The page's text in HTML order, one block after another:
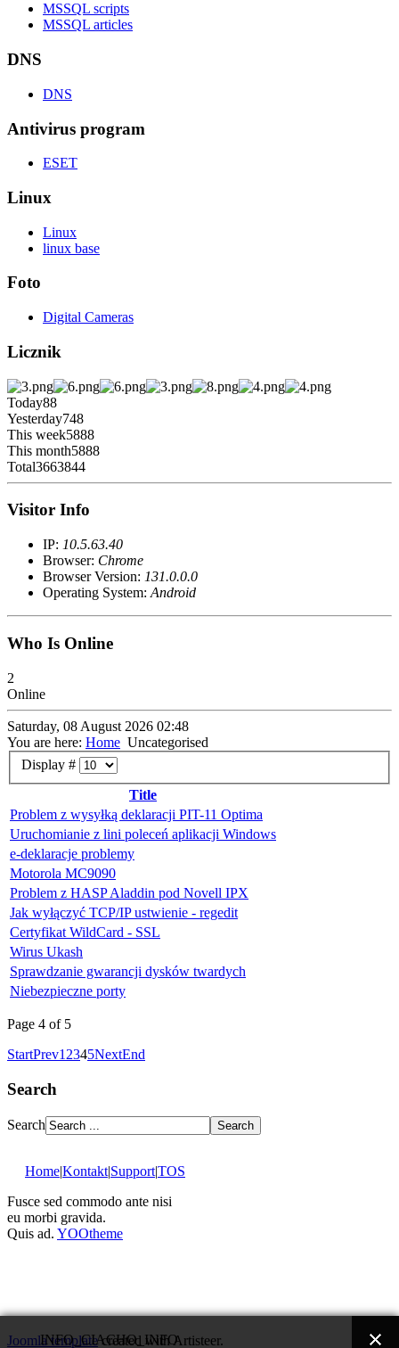
MSSQL scripts
MSSQL articles
DNS
DNS
Antivirus program
ESET
Linux
Linux
linux base
Foto
Digital Cameras
Licznik
Today88
Yesterday748
This week5888
This month5888
Total3663844
Visitor Info
IP: 10.5.63.40
Browser: Chrome
Browser Version: 131.0.0.0
Operating System: Android
Who Is Online
2
Online
Saturday, 08 August 2026 02:48
You are here: Home Uncategorised
Display #
Title
Problem z wysyłką deklaracji PIT-11 Optima
Uruchomianie z lini poleceń aplikacji Windows
e-deklaracje problemy
Motorola MC9090
Problem z HASP Aladdin pod Novell IPX
Jak wyłączyć TCP/IP ustwienie - regedit
Certyfikat WildCard - SSL
Wirus Ukash
Sprawdzanie gwarancji dysków twardych
Niebezpieczne porty
Page 4 of 5
StartPrev1 2345NextEnd
Search
Search
Home|Kontakt|Support|TOS
Fusce sed commodo ante nisi
eu morbi gravida.
Quis ad. YOOtheme
Joomla templatecreated with Artisteer.
INFO_CIACHO_INFO